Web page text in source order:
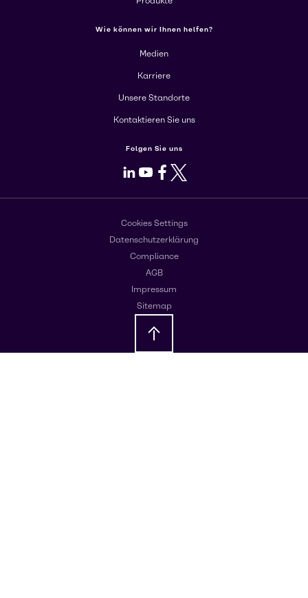
Wie können wir Ihnen helfen?
Medien
Karriere
Unsere Standorte
Kontaktieren Sie uns
Folgen Sie uns
LinkedIn
Youtube
Facebook
X
Cookies Settings
Datenschutzerklärung
Compliance
AGB
Impressum
Sitemap